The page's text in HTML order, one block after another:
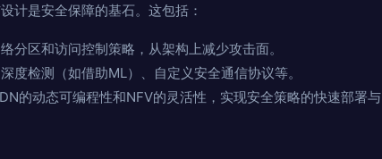
计是安全保障的基石。这包括：
分区和访问控制策略，从架构上减少攻击面。
度检测（如借助ML）、自定义安全通信协议等。
的动态可编程性和NFV的灵活性，实现安全策略的快速部署与